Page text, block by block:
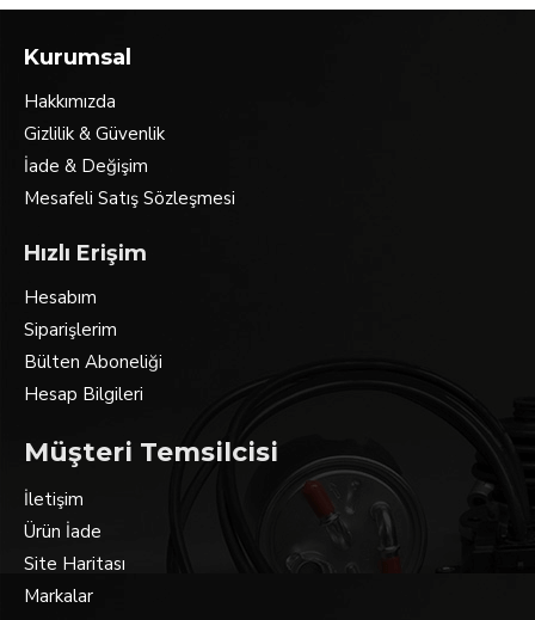
Kurumsal
Hakkımızda
Gizlilik & Güvenlik
İade & Değişim
Mesafeli Satış Sözleşmesi
Hızlı Erişim
Hesabım
Siparişlerim
Bülten Aboneliği
Hesap Bilgileri
Müşteri Temsilcisi
İletişim
Ürün İade
Site Haritası
Markalar